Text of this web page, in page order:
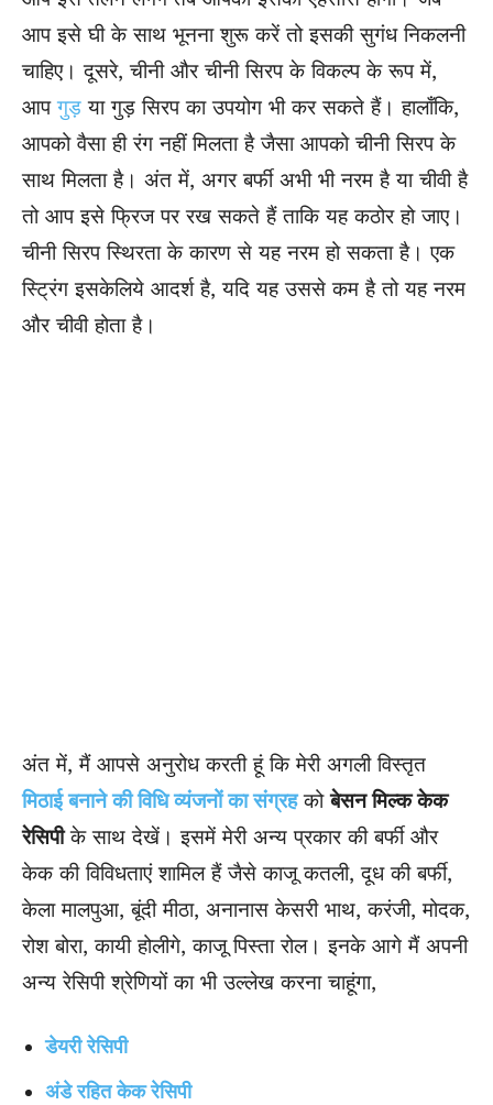
आप इसे घी के साथ भूनना शुरू करें तो इसकी सुगंध निकलनी
चाहिए। दूसरे, चीनी और चीनी सिरप के विकल्प के रूप में,
आपगुड़ या गुड़ सिरप का उपयोग भी कर सकते हैं। हालाँकि,
आपको वैसा ही रंग नहीं मिलता है जैसा आपको चीनी सिरप के
साथ मिलता है। अंत में, अगर बर्फी अभी भी नरम है या चीवी है
तो आप इसे फ्रिज पर रख सकते हैं ताकि यह कठोर हो जाए।
चीनी सिरप स्थिरता के कारण से यह नरम हो सकता है। एक
स्ट्रिंग इसकेलिये आदर्श है, यदि यह उससे कम है तो यह नरम
और चीवी होता है।
अंत में, मैं आपसे अनुरोध करती हूं कि मेरी अगली विस्तृत
मिठाई बनाने की विधि व्यंजनों का संग्रहकोबेसन मिल्क केक
रेसिपीके साथ देखें। इसमें मेरी अन्य प्रकार की बर्फी और
केक की विविधताएं शामिल हैं जैसे काजू कतली, दूध की बर्फी,
केला मालपुआ, बूंदी मीठा, अनानास केसरी भाथ, करंजी, मोदक,
रोश बोरा, कायी होलीगे, काजू पिस्ता रोल। इनके आगे मैं अपनी
अन्य रेसिपी श्रेणियों का भी उल्लेख करना चाहूंगा,
डेयरी रेसिपी
अंडे रहित केक रेसिपी